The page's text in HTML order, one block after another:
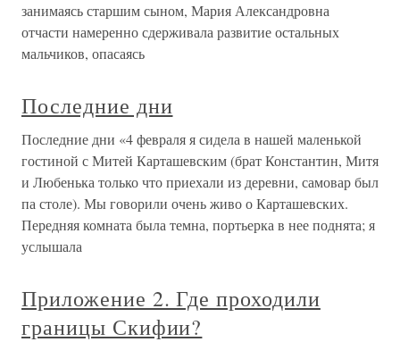
занимаясь старшим сыном, Мария Александровна
отчасти намеренно сдерживала развитие остальных
мальчиков, опасаясь
Последние дни
Последние дни «4 февраля я сидела в нашей маленькой
гостиной с Митей Карташевским (брат Константин, Митя
и Любенька только что приехали из деревни, самовар был
па столе). Мы говорили очень живо о Карташевских.
Передняя комната была темна, портьерка в нее поднята; я
услышала
Приложение 2. Где проходили
границы Скифии?